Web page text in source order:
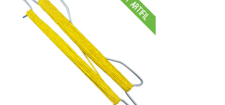
Revendeurs
À propos
Contact